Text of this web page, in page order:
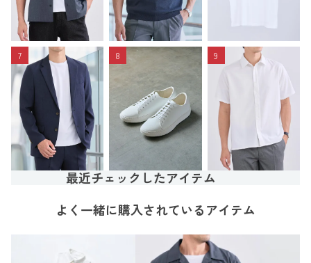
7 8 9
最近チェックしたアイテム
よく一緒に購入されているアイテム